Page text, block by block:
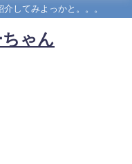
してみよっかと。。。
ゃん